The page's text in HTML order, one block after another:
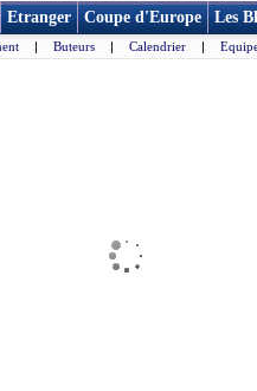
Etranger Coupe d'Europe Les
| Buteurs | Calendrier |